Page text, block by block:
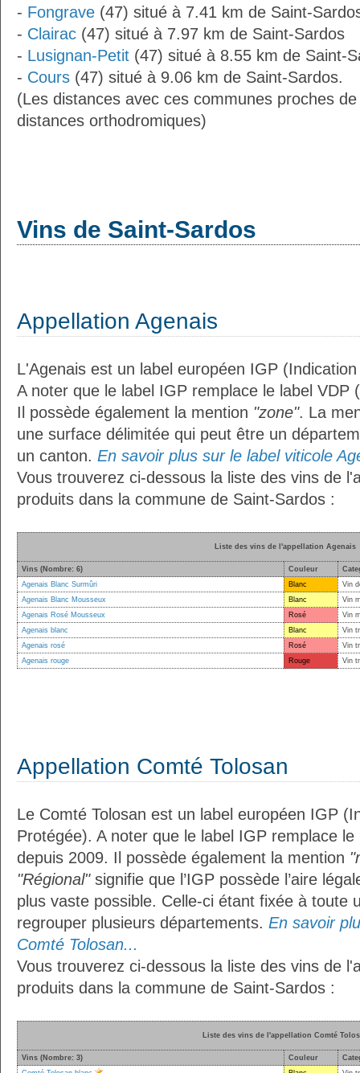
- Fongrave (47) situé à 7.41 km de Saint-
- Clairac (47) situé à 7.97 km de Saint-Sardos
- Lusignan-Petit (47) situé à 8.55 km de Saint-
- Cours (47) situé à 9.06 km de Saint-Sardos.
(Les distances avec ces communes proches
distances orthodromiques)
Vins de Saint-Sardos
Appellation Agenais
L'Agenais est un label européen IGP
A noter que le label IGP remplace le label VDP
Il possède également la mention "zone". La
une surface délimitée qui peut être un
un canton. En savoir plus sur le label viticole
Vous trouverez ci-dessous la liste des vins de
produits dans la commune de Saint-Sardos :
Liste des vins de l'appellation Agenais
Vins (Nombre: 6) Couleur
Agenais Blanc Surmûri
Blanc
Vin
Agenais Blanc Mousseux
Blanc
Vin
Agenais Rosé Mousseux
Rosé
Vin
Agenais blanc
Blanc
Vin
Agenais rosé
Rosé
Vin
Agenais rouge
Rouge Vin
Appellation Comté Tolosan
Le Comté Tolosan est un label européen IGP
Protégée). A noter que le label IGP remplace
depuis 2009. Il possède également la mention
"Régional"signifie que l’IGP possède l’aire
plus vaste possible. Celle-ci étant fixée à toute
regrouper plusieurs départements. En savoir
Comté Tolosan...
Vous trouverez ci-dessous la liste des vins de
produits dans la commune de Saint-Sardos :
Liste des vins de l'appellation Comté
Vins (Nombre: 3) Couleur